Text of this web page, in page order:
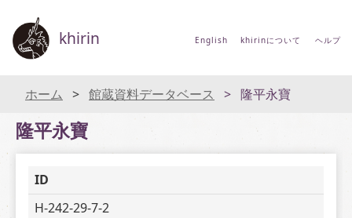
khirin English khirinについて ヘルプ
ホーム 館蔵資料データベース 隆平永寶
隆平永寶
ID
H-242-29-7-2